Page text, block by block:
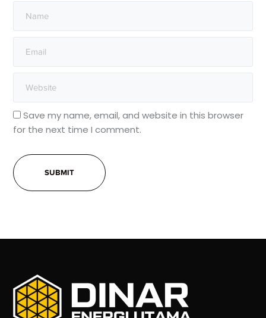
Save my name, email, and website in this browser
for the next time I comment.